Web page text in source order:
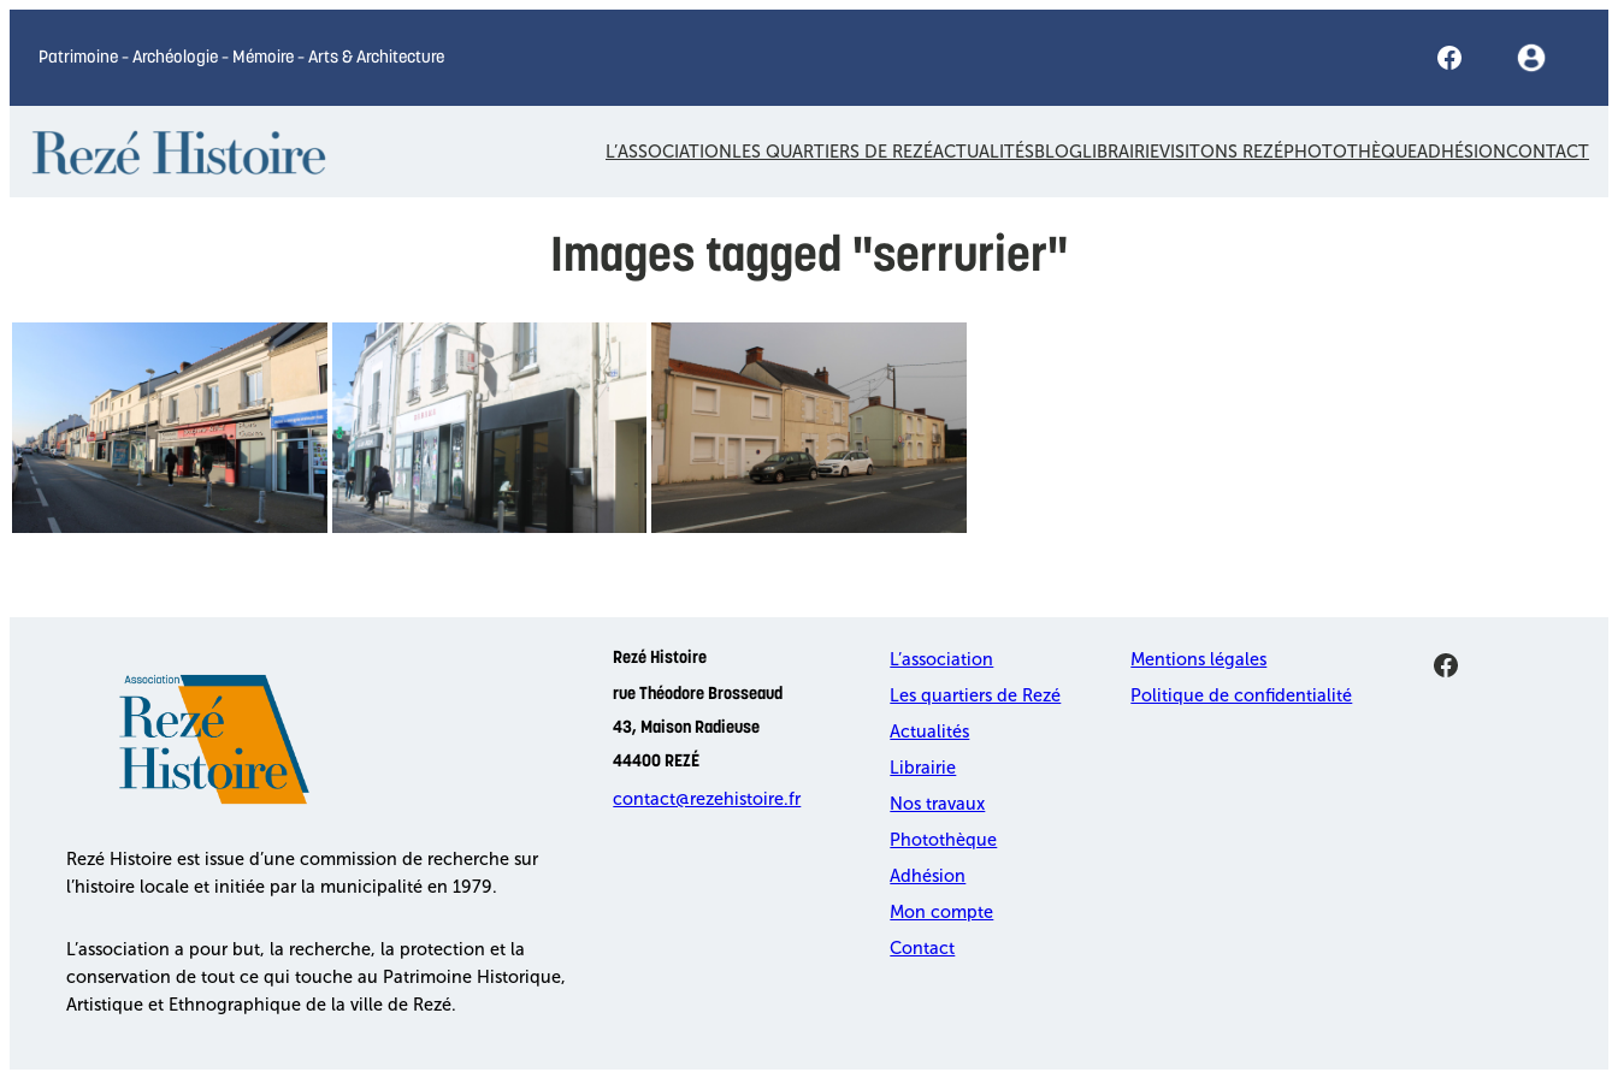
Patrimoine – Archéologie – Mémoire – Arts & Architecture Facebook
L’ASSOCIATIONLES QUARTIERS DE REZÉACTUALITÉSBLOGLIBRAIRIEVISITONS REZÉPHOTOTHÈQUEADHÉSIONCONTACT
Images tagged "serrurier"
Rezé Histoire est issue d’une commission de recherche sur
l’histoire locale et initiée par la municipalité en 1979.
L’association a pour but, la recherche, la protection et la
conservation de tout ce qui touche au Patrimoine Historique,
Artistique et Ethnographique de la ville de Rezé.
Rezé Histoire
rue Théodore Brosseaud
43, Maison Radieuse
44400 REZÉ
contact@rezehistoire.fr
L’association
Les quartiers de Rezé
Actualités
Librairie
Nos travaux
Photothèque
Adhésion
Mon compte
Contact
Mentions légales
Politique de confidentialité
Facebook